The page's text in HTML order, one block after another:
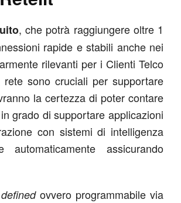
, che potrà raggiungere oltre 1
rapide e stabili anche nei
rilevanti per i Clienti Telco
sono cruciali per supportare
la certezza di poter contare
grado di supportare applicazioni
con sistemi di intelligenza
assicurando
ovvero programmabile via